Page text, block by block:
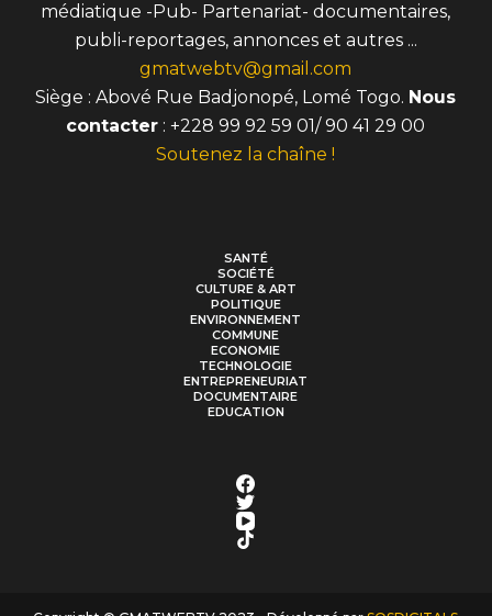
médiatique -Pub- Partenariat- documentaires,
publi-reportages, annonces et autres ...
gmatwebtv@gmail.com
Siège : Abové Rue Badjonopé, Lomé Togo. Nous
contacter : +228 99 92 59 01/ 90 41 29 00
Soutenez la chaîne !
SANTÉ
SOCIÉTÉ
CULTURE & ART
POLITIQUE
ENVIRONNEMENT
COMMUNE
ECONOMIE
TECHNOLOGIE
ENTREPRENEURIAT
DOCUMENTAIRE
EDUCATION